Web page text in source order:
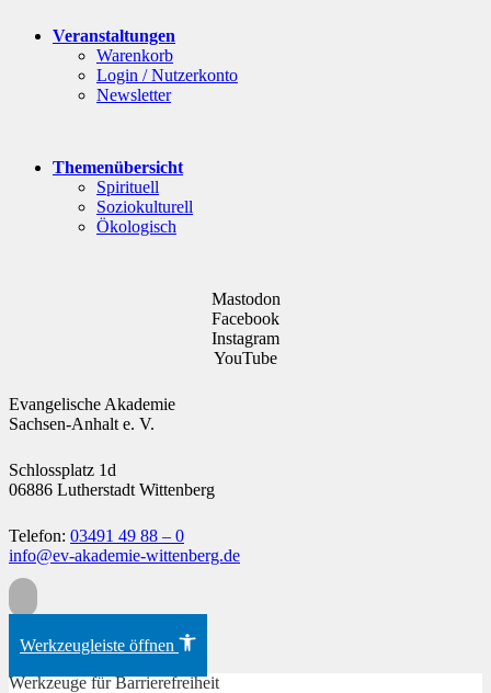
Veranstaltungen
Warenkorb
Login / Nutzerkonto
Newsletter
Themenübersicht
Spirituell
Soziokulturell
Ökologisch
Mastodon
Facebook
Instagram
YouTube
Evangelische Akademie
Sachsen-Anhalt e. V.
Schlossplatz 1d
06886 Lutherstadt Wittenberg
Telefon: 03491 49 88 – 0
info@ev-akademie-wittenberg.de
Werkzeugleiste öffnen
Werkzeuge für Barrierefreiheit